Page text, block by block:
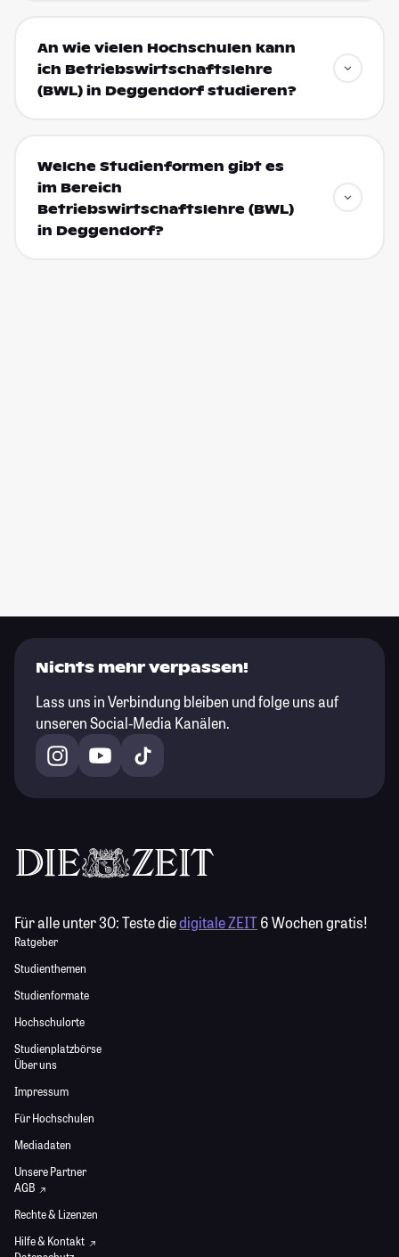
An wie vielen Hochschulen kann
ich Betriebswirtschaftslehre
(BWL) in Deggendorf studieren?
Welche Studienformen gibt es
im Bereich
Betriebswirtschaftslehre (BWL)
in Deggendorf?
Nichts mehr verpassen!
Lass uns in Verbindung bleiben und folge uns auf
unseren Social-Media Kanälen.
Für alle unter 30:Teste diedigitale ZEIT6 Wochen gratis!
Ratgeber
Studienthemen
Studienformate
Hochschulorte
Studienplatzbörse
Über uns
Impressum
Für Hochschulen
Mediadaten
Unsere Partner
AGB
Rechte & Lizenzen
Hilfe & Kontakt